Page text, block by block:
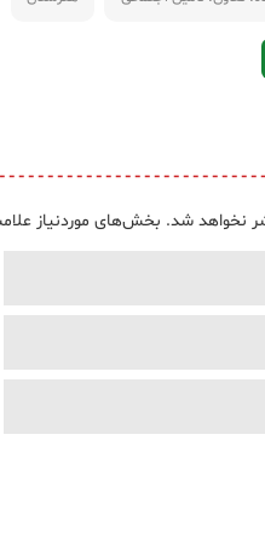
نخواهد شد. بخش‌های موردنیاز